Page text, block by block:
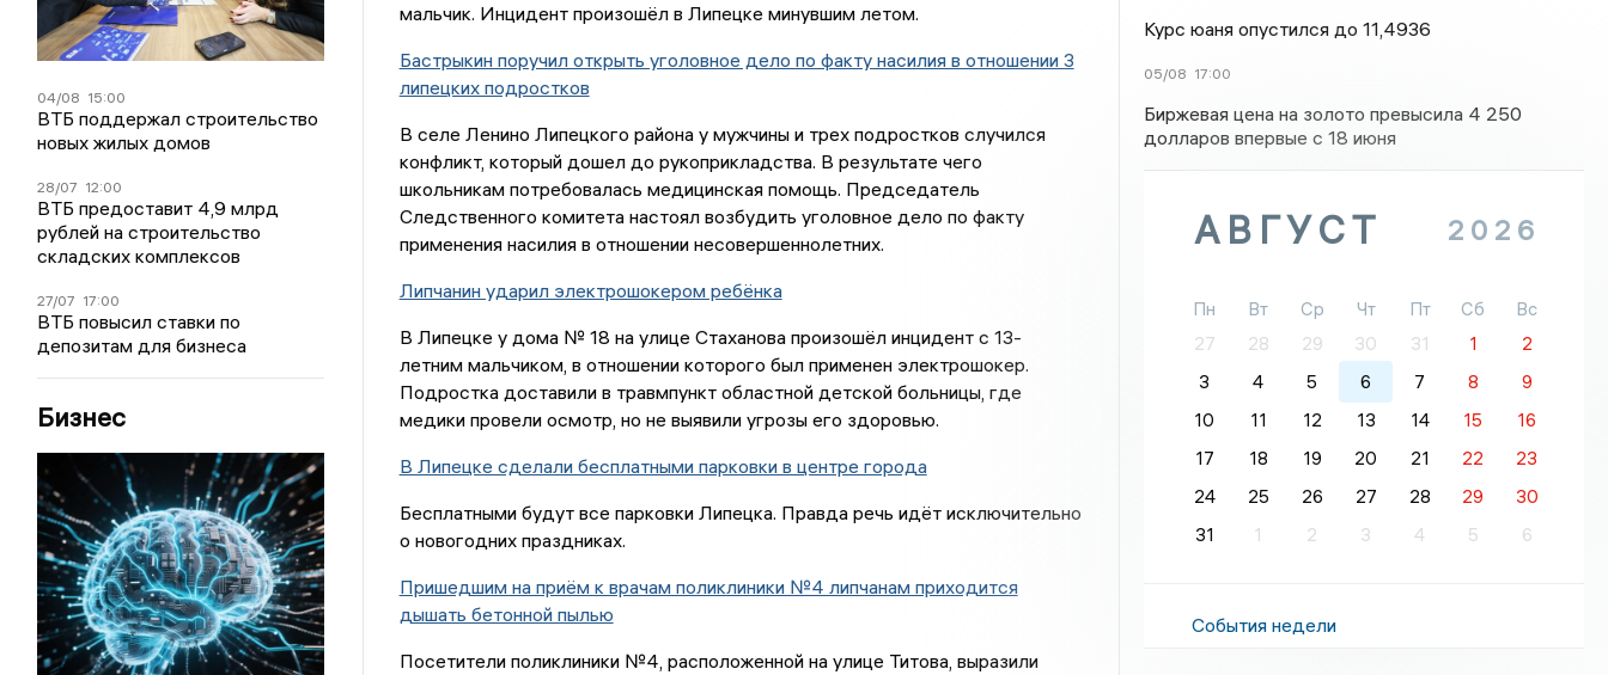
04/08 15:00
ВТБ поддержал строительство
новых жилых домов
28/07 12:00
ВТБ предоставит 4,9 млрд
рублей на строительство
складских комплексов
27/07 17:00
ВТБ повысил ставки по
депозитам для бизнеса
Бизнес
мальчик. Инцидент произошёл в Липецке минувшим летом.
Бастрыкин поручил открыть уголовное дело по факту насилия в отношении 3
липецких подростков
В селе Ленино Липецкого района у мужчины и трех подростков случился
конфликт, который дошел до рукоприкладства. В результате чего
школьникам потребовалась медицинская помощь. Председатель
Следственного комитета настоял возбудить уголовное дело по факту
применения насилия в отношении несовершеннолетних.
Липчанин ударил электрошокером ребёнка
В Липецке у дома № 18 на улице Стаханова произошёл инцидент с 13-
летним мальчиком, в отношении которого был применен электрошокер.
Подростка доставили в травмпункт областной детской больницы, где
медики провели осмотр, но не выявили угрозы его здоровью.
В Липецке сделали бесплатными парковки в центре города
Бесплатными будут все парковки Липецка. Правда речь идёт исключительно
о новогодних праздниках.
Пришедшим на приём к врачам поликлиники №4 липчанам приходится
дышать бетонной пылью
Посетители поликлиники №4, расположенной на улице Титова, выразили
Курс юаня опустился до 11,4936
05/08 17:00
Биржевая цена на золото превысила 4 250
долларов впервые с 18 июня
АВГУСТ 2026
Пн Вт Ср Чт Пт Сб
Вс
27
28 29 30 31 1
2
3
4 5 6 7 8
9
10
11 12 13 14 15
16
17
18 19 20 21 22
23
24
25 26 27 28 29
30
31
1 2 3 4 5 6
События недели